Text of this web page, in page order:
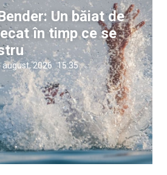
Un băiat de
în timp ce se
august, 2026 15:35